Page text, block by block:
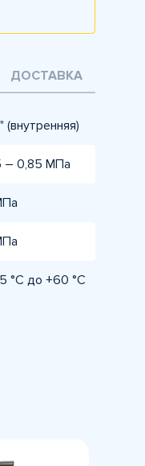
ДОСТАВКА
(внутренняя)
– 0,85 МПа
°C до +60 °C